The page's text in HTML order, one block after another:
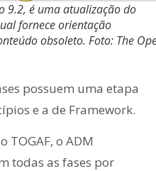
9.2, é uma atualização do
fornece orientação
obsoleto. Foto: The
possuem uma etapa
e a de Framework.
TOGAF, o ADM
todas as fases por